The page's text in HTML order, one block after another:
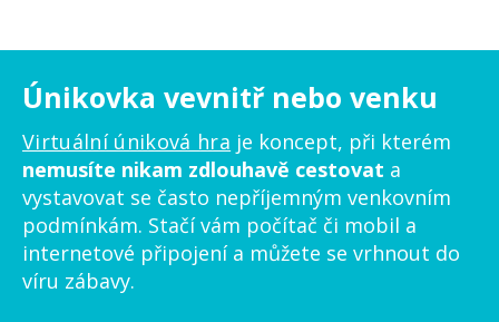
Únikovka vevnitř nebo venku
Virtuální úniková hra je koncept, při kterém
nemusíte nikam zdlouhavě cestovat a
vystavovat se často nepříjemným venkovním
podmínkám. Stačí vám počítač či mobil a
internetové připojení a můžete se vrhnout do
víru zábavy.